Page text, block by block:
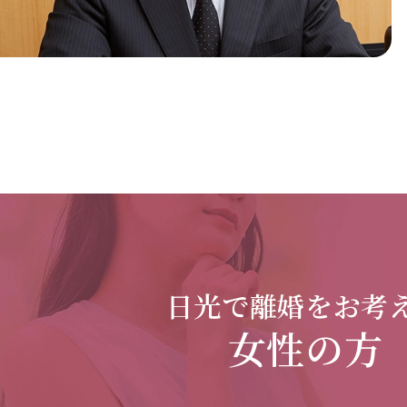
日光で離婚をお考
女性の方